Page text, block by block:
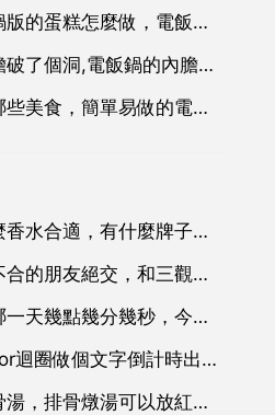
烤箱，電飯鍋版的蛋糕怎麼做，電飯鍋怎麼做蛋糕
夢見電飯鍋膽破了個洞,電飯鍋的內膽下面破了乙個直徑半公釐左右的小洞怎麼辦，用什麼補啊？？？
電飯鍋能做哪些美食，簡單易做的電飯鍋美食有哪些？
約會時用什麼香水合適，有什麼牌子的香水適合中約會使用比較好？
如何與三觀不合的朋友絕交，和三觀不合的朋友絕交之後有點難受
今年立春是哪一天幾點幾分幾秒，今年什麼時候立春又是幾點幾分
JS中怎樣用for迴圈做個文字倒計時出現的小程式 就是隔幾秒出現文字
紅棗枸杞排骨湯，排骨燉湯可以放紅棗枸杞嗎？喝了有什麼效果？